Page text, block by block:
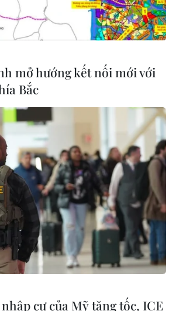
đấu tranh phòng,
vi phạm pháp luật
lừa đảo đưa lao
Hàn Quốc
Xem thêm
TẤN XÃ VIỆT NAM
TIẾN DUẨN
mở hướng kết nối mới với
Bắc
cư của Mỹ tăng tốc, ICE